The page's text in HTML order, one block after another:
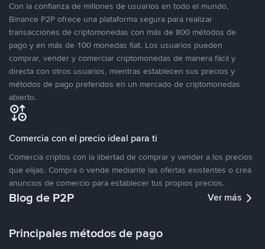
Con la confianza de millones de usuarios en todo el mundo,
Binance P2P ofrece una plataforma segura para realizar
transacciones de criptomonedas con más de 800 métodos de
pago y en más de 100 monedas fiat. Los usuarios pueden
comprar, vender y comerciar criptomonedas de manera fácil y
directa con otros usuarios, mientras establecen sus precios y
métodos de pago preferidos en un mercado de criptomonedas
abierto.
Comercia con el precio ideal para ti
Comercia criptos con la libertad de comprar y vender a los precios
que elijas. Compra o vende mediante las ofertas existentes o crea
anuncios de comercio para establecer tus propios precios.
Blog de P2P Ver más
Principales métodos de pago